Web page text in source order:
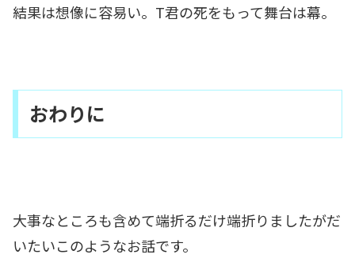
結果は想像に容易い。T君の死をもって舞台は幕。
おわりに
大事なところも含めて端折るだけ端折りましたがだ
いたいこのようなお話です。